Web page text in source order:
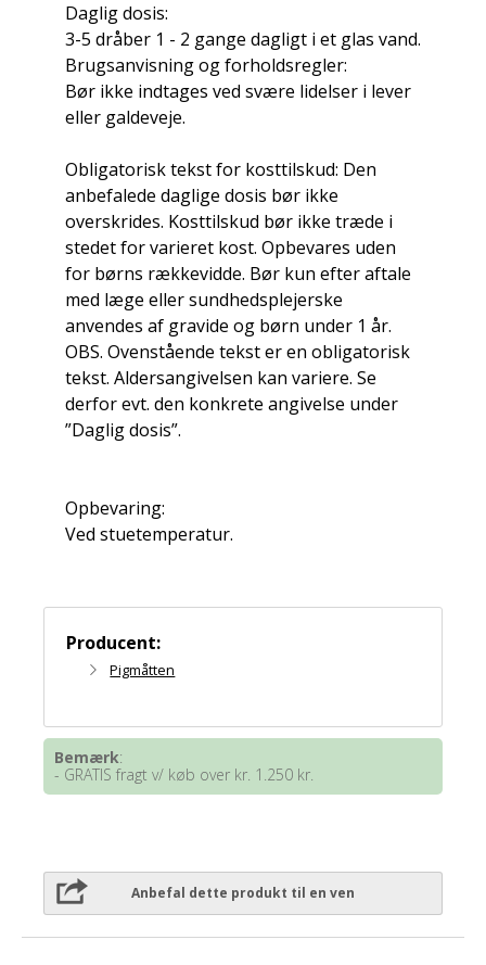
Daglig dosis:
3-5 dråber 1 - 2 gange dagligt i et glas vand.
Brugsanvisning og forholdsregler:
Bør ikke indtages ved svære lidelser i lever
eller galdeveje.
Obligatorisk tekst for kosttilskud: Den
anbefalede daglige dosis bør ikke
overskrides. Kosttilskud bør ikke træde i
stedet for varieret kost. Opbevares uden
for børns rækkevidde. Bør kun efter aftale
med læge eller sundhedsplejerske
anvendes af gravide og børn under 1 år.
OBS. Ovenstående tekst er en obligatorisk
tekst. Aldersangivelsen kan variere. Se
derfor evt. den konkrete angivelse under
”Daglig dosis”.
Opbevaring:
Ved stuetemperatur.
Producent:
Pigmåtten
Bemærk:
- GRATIS fragt v/ køb over kr. 1.250 kr.
Anbefal dette produkt til en ven